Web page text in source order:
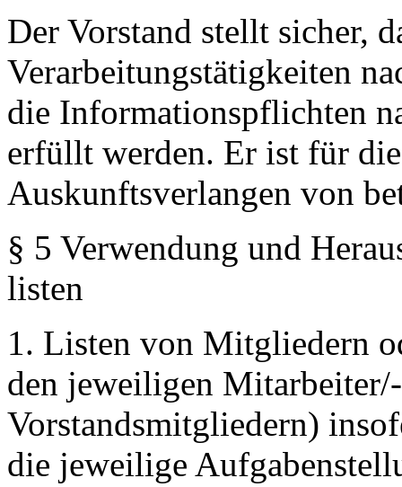
Der Vorstand stellt sicher,
Verarbeitungstätigkeiten
die Informationspflichten
erfüllt werden. Er ist für
Auskunftsverlangen von
§ 5 Verwendung und
listen
1. Listen von Mitgliedern
den jeweiligen
Vorstandsmitgliedern)
die jeweilige